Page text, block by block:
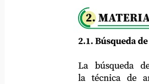
2.
2.1. Búsqueda de
La búsqueda de
la
técnica de